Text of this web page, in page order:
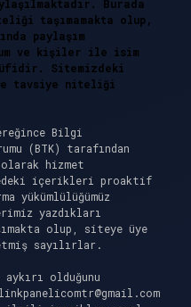
Burada
taşımamakta olup,
paylaşım
ve kişiler ile isim
Sitemizdeki
tavsiye niteliği
Bilgi
(BTK) tarafından
olarak hizmet
içerikleri proaktif
yükümlülüğümüz
yazdıkları
olup, siteye üye
sayılırlar.
aykırı olduğunu